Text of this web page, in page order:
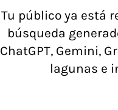
Tu público ya está
búsqueda
ChatGPT, Gemini,
lagunas e